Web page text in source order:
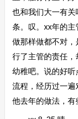
也和我们大一有
条。叹。xx年的
做那样做都不对
行了主管的责任
幼稚吧。说的好
流程，经历过一
他去年的做法，有